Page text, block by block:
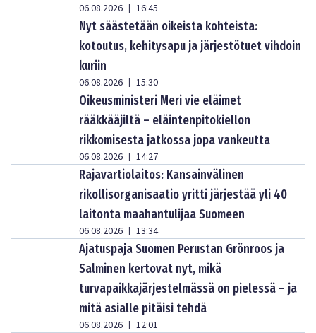
06.08.2026 | 16:45
Nyt säästetään oikeista kohteista:
kotoutus, kehitysapu ja järjestötuet vihdoin
kuriin
06.08.2026 | 15:30
Oikeusministeri Meri vie eläimet
rääkkääjiltä – eläintenpitokiellon
rikkomisesta jatkossa jopa vankeutta
06.08.2026 | 14:27
Rajavartiolaitos: Kansainvälinen
rikollisorganisaatio yritti järjestää yli 40
laitonta maahantulijaa Suomeen
06.08.2026 | 13:34
Ajatuspaja Suomen Perustan Grönroos ja
Salminen kertovat nyt, mikä
turvapaikkajärjestelmässä on pielessä – ja
mitä asialle pitäisi tehdä
06.08.2026 | 12:01